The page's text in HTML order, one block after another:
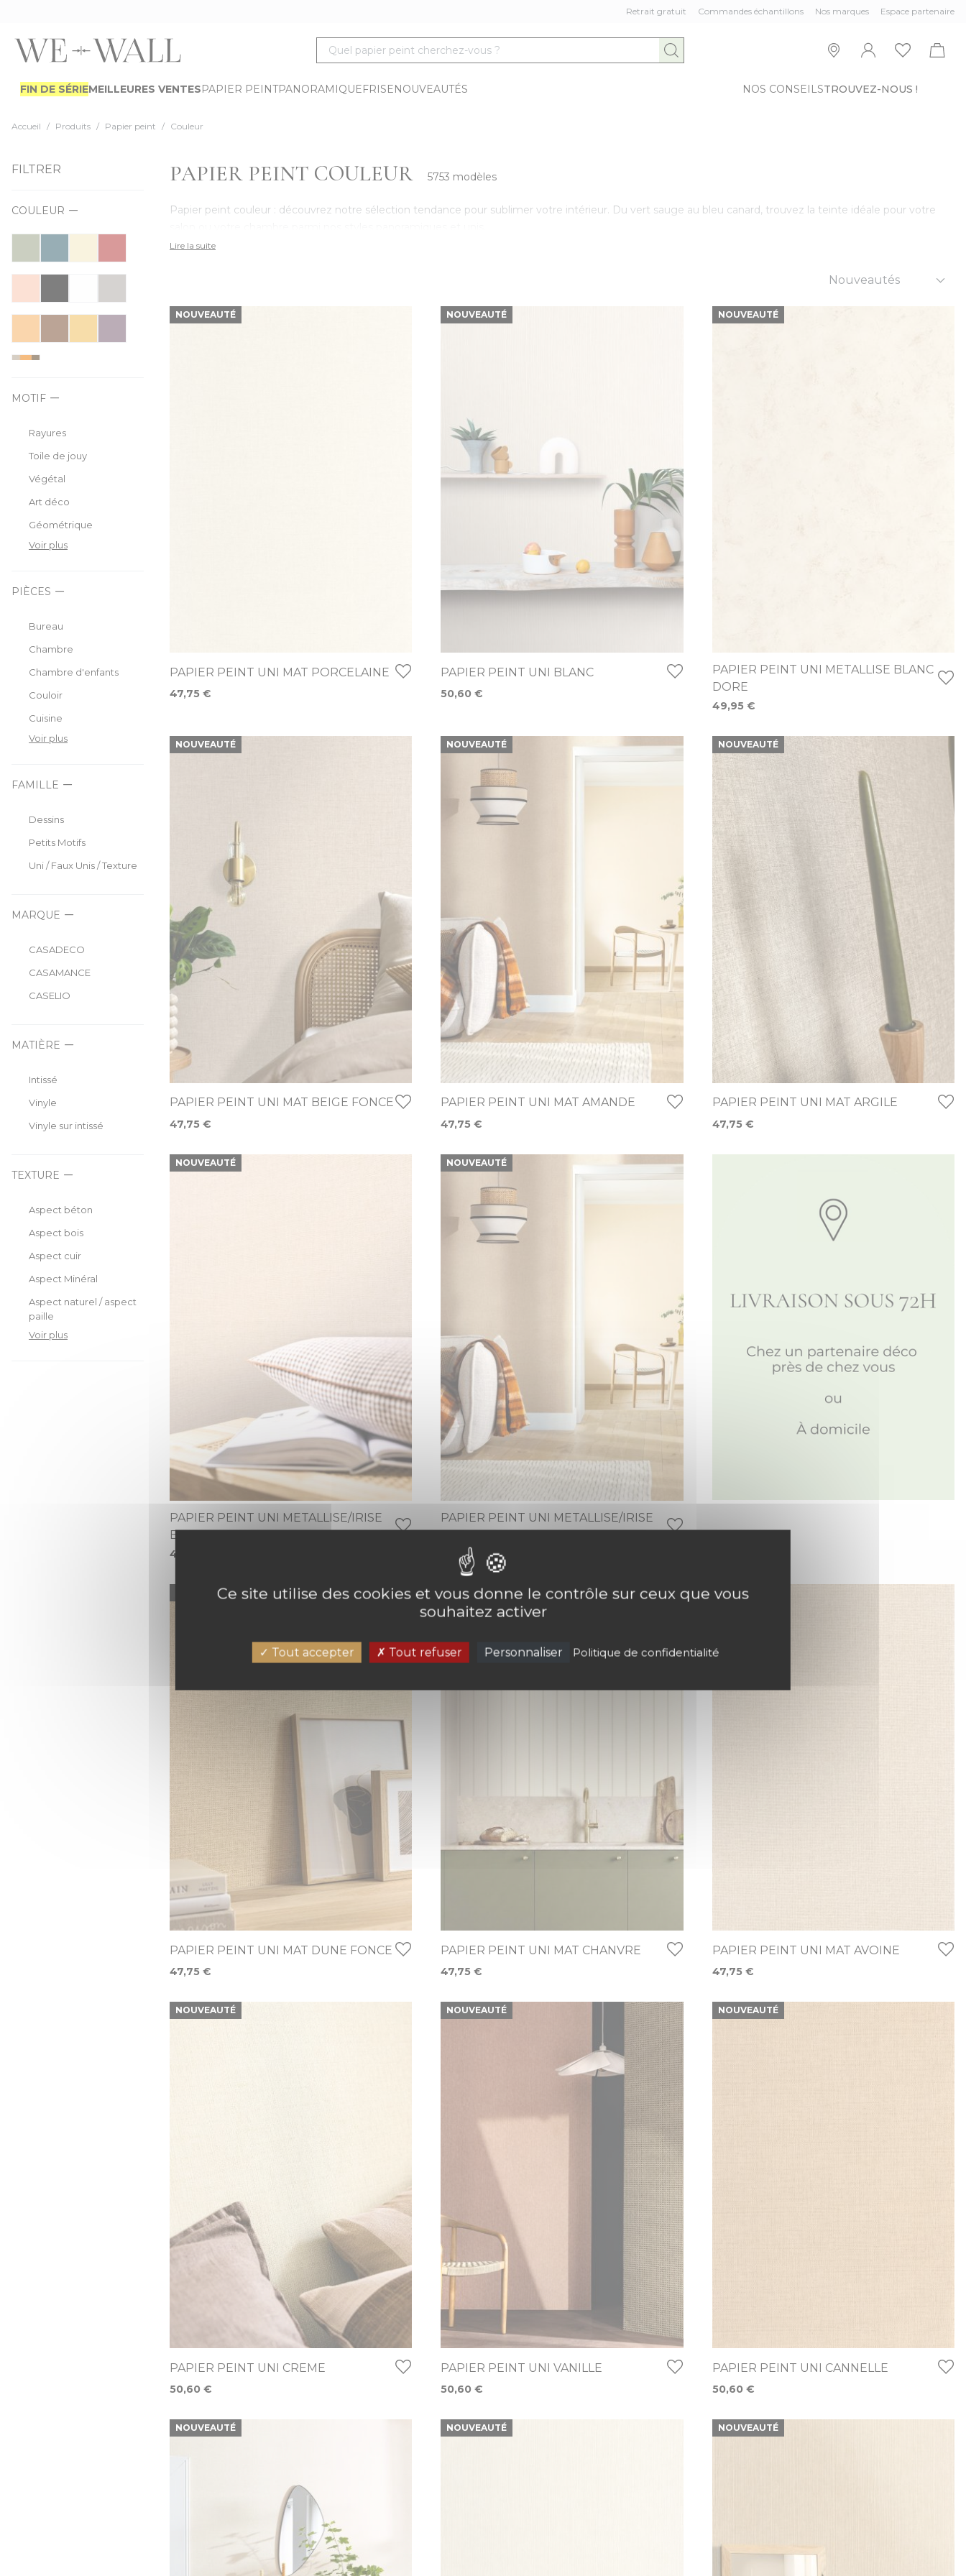
Retrait gratuit Commandes échantillons Nos marques Espace partenaire
Quel papier peint cherchez-vous ?
FIN DE SÉRIEMEILLEURES VENTESPAPIER PEINTPANORAMIQUEFRISENOUVEAUTÉS NOS CONSEILSTROUVEZ-NOUS !
Accueil / Produits / Papier peint / Couleur
FILTRER
COULEUR
MOTIF
Rayures
Toile de jouy
Végétal
Art déco
Géométrique
Voir plus
PIÈCES
Bureau
Chambre
Chambre d'enfants
Couloir
Cuisine
Voir plus
FAMILLE
Dessins
Petits Motifs
Uni / Faux Unis / Texture
MARQUE
CASADECO
CASAMANCE
CASELIO
MATIÈRE
Intissé
Vinyle
Vinyle sur intissé
TEXTURE
Aspect béton
Aspect bois
Aspect cuir
Aspect Minéral
Aspect naturel / aspect
paille
Voir plus
PAPIER PEINT COULEUR 5753 modèles
Papier peint couleur : découvrez notre sélection tendance pour sublimer votre intérieur. Du vert sauge au bleu canard, trouvez la teinte idéale pour votre
Lire la suite
Trier par
NOUVEAUTÉ
PAPIER PEINT UNI MAT PORCELAINE
47,75 €
NOUVEAUTÉ
PAPIER PEINT UNI BLANC
50,60 €
NOUVEAUTÉ
PAPIER PEINT UNI METALLISE BLANC
DORE
49,95 €
NOUVEAUTÉ
PAPIER PEINT UNI MAT BEIGE FONCE
47,75 €
NOUVEAUTÉ
PAPIER PEINT UNI MAT AMANDE
47,75 €
NOUVEAUTÉ
PAPIER PEINT UNI MAT ARGILE
47,75 €
NOUVEAUTÉ
PAPIER PEINT UNI METALLISE/IRISE
BEIGE DORE
49,95 €
NOUVEAUTÉ
PAPIER PEINT UNI METALLISE/IRISE
ECRU DORE
49,95 €
NOUVEAUTÉ
PAPIER PEINT UNI MAT DUNE FONCE
47,75 €
NOUVEAUTÉ
PAPIER PEINT UNI MAT CHANVRE
47,75 €
NOUVEAUTÉ
PAPIER PEINT UNI MAT AVOINE
47,75 €
NOUVEAUTÉ
PAPIER PEINT UNI CREME
50,60 €
NOUVEAUTÉ
PAPIER PEINT UNI VANILLE
50,60 €
NOUVEAUTÉ
PAPIER PEINT UNI CANNELLE
50,60 €
NOUVEAUTÉ NOUVEAUTÉ NOUVEAUTÉ
Ce site utilise des cookies et vous donne le contrôle sur ceux que vous
souhaitez activer
Tout accepter Tout refuser Personnaliser Politique de confidentialité